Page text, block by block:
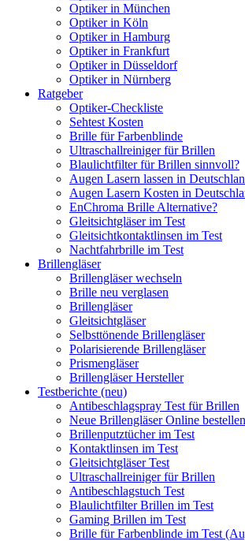
Optiker in München
Optiker in Köln
Optiker in Hamburg
Optiker in Frankfurt
Optiker in Düsseldorf
Optiker in Nürnberg
Ratgeber
Optiker-Checkliste
Sehtest Kosten
Brille für Farbenblinde
Ultraschallreiniger für Brillen
Blaulichtfilter für Brillen sinnvoll?
Augen Lasern lassen in
Augen Lasern Kosten in
EnChroma Brille Alternative?
Gleitsichtgläser im Test
Gleitsichtkontaktlinsen im Test
Nachtfahrbrille im Test
Brillengläser
Brillengläser wechseln
Brille neu verglasen
Brillengläser
Gleitsichtgläser
Selbsttönende Brillengläser
Polarisierende Brillengläser
Prismengläser
Brillengläser Hersteller
Testberichte (neu)
Antibeschlagspray Test für Brillen
Neue Brillengläser Online bestellen
Brillenputztücher im Test
Kontaktlinsen im Test
Gleitsichtgläser Test
Ultraschallreiniger für Brillen
Antibeschlagstuch Test
Blaulichtfilter Brillen im Test
Gaming Brillen im Test
Brille für Farbenblinde im Test